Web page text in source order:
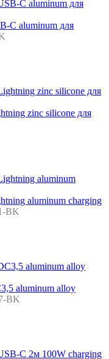
C aluminum для
zinc silicone для
aluminum charging
BK
aluminum alloy
BK